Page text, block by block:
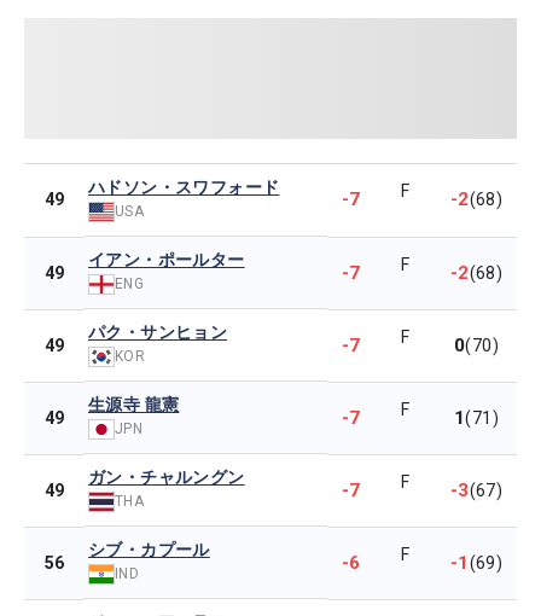
49
ハドソン・スワフォード
USA
-7 F -2(68)
49
イアン・ポールター
ENG -7 F -2(68)
49
パク・サンヒョン
KOR -7 F 0(70)
49
生源寺 龍憲
JPN -7 F 1(71)
49
ガン・チャルングン
THA -7 F -3(67)
56
シブ・カプール
IND -6 F -1(69)